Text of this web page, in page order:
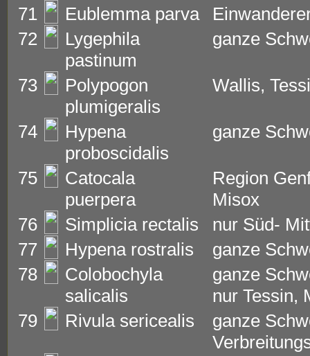
71 Eublemma parva
72
Lygephila
pastinum
ganze
73
Polypogon
plumigeralis
Wallis,
74
Hypena
proboscidalis
ganze
75
Catocala
puerpera
Region
Misox
76
Simplicia rectalis
nur Süd-
77
Hypena rostralis
ganze
78
Colobochyla
salicalis
ganze
nur Tessin,
79
Rivula sericealis
ganze